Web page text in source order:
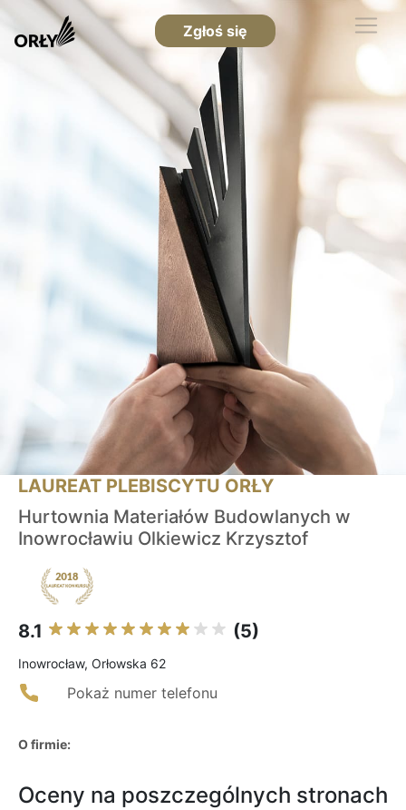
Zgłoś się
LAUREAT PLEBISCYTU ORŁY
Hurtownia Materiałów Budowlanych w
Inowrocławiu Olkiewicz Krzysztof
8.1 (5)
Inowrocław, Orłowska 62
Pokaż numer telefonu
O firmie:
Oceny na poszczególnych stronach